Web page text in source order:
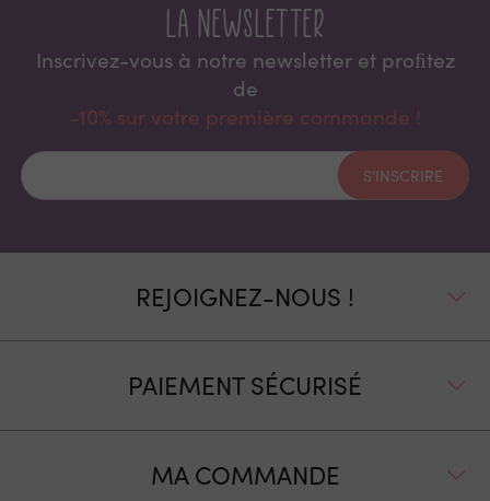
La newsletter
Inscrivez-vous à notre newsletter et proﬁtez
de
-10% sur votre première commande !
S'INSCRIRE
REJOIGNEZ-NOUS !
PAIEMENT SÉCURISÉ
MA COMMANDE